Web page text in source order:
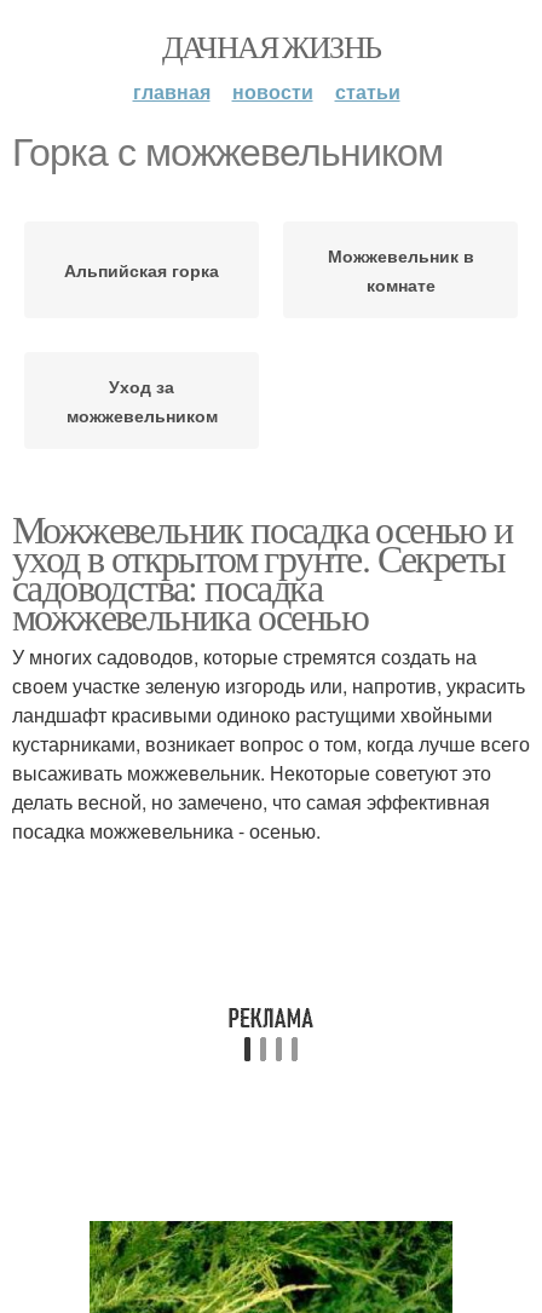
ДАЧНАЯ ЖИЗНЬ
главная новости статьи
Горка с можжевельником
Альпийская горка
Можжевельник в
комнате
Уход за
можжевельником
Можжевельник посадка осенью и
уход в открытом грунте. Секреты
садоводства: посадка
можжевельника осенью
У многих садоводов, которые стремятся создать на
своем участке зеленую изгородь или, напротив, украсить
ландшафт красивыми одиноко растущими хвойными
кустарниками, возникает вопрос о том, когда лучше всего
высаживать можжевельник. Некоторые советуют это
делать весной, но замечено, что самая эффективная
посадка можжевельника - осенью.